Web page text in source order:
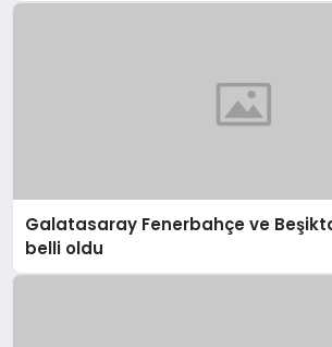
Galatasaray Fenerbahçe ve
belli oldu